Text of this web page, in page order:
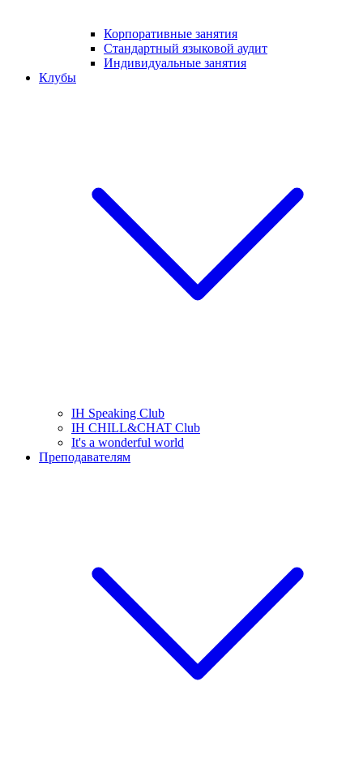
Корпоративные занятия
Стандартный языковой аудит
Индивидуальные занятия
Клубы
IH Speaking Club
IH CHILL&CHAT Club
It's a wonderful world
Преподавателям